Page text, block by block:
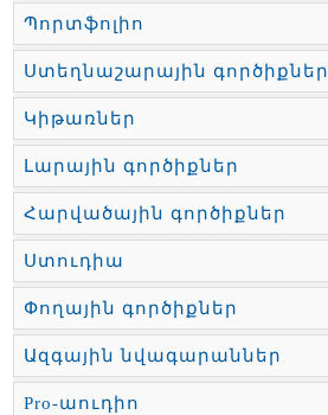
Պորտֆոլիո
Ստեղնաշարային գործիքներ
Կիթառներ
Լարային գործիքներ
Հարվածային գործիքներ
Ստուդիա
Փողային գործիքներ
Ազգային նվագարաններ
Pro-աուդիո